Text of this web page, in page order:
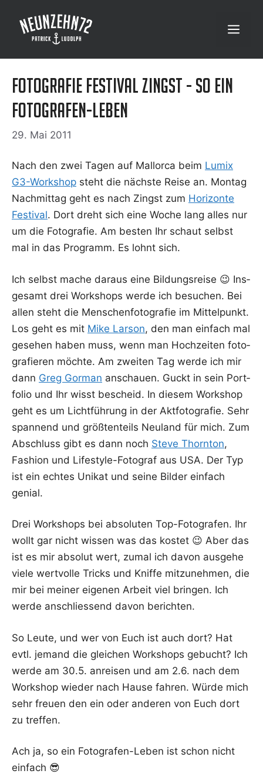
Inhalt
springen
Menü
Fotografie Festival Zingst - So ein
Fotografen-Leben
29. Mai 2011
Nach den zwei Tagen auf Mal­lor­ca beim Lumix
G3-Work­shop steht die nächs­te Rei­se an. Mon­tag
Nach­mit­tag geht es nach Zingst zum Hori­zon­te
Fes­ti­val. Dort dreht sich eine Woche lang alles nur
um die Foto­gra­fie. Am bes­ten Ihr schaut selbst
mal in das Pro­gramm. Es lohnt sich.
Ich selbst mache dar­aus eine Bil­dungs­rei­se 😉 Ins­
ge­samt drei Work­shops wer­de ich besu­chen. Bei
allen steht die Men­schen­fo­to­gra­fie im Mit­tel­punkt.
Los geht es mit Mike Lar­son, den man ein­fach mal
gese­hen haben muss, wenn man Hoch­zei­ten foto­
gra­fie­ren möch­te. Am zwei­ten Tag wer­de ich mir
dann Greg Gor­man anschau­en. Guckt in sein Port­
fo­lio und Ihr wisst bescheid. In die­sem Work­shop
geht es um Licht­füh­rung in der Akt­fo­to­gra­fie. Sehr
span­nend und größ­ten­teils Neu­land für mich. Zum
Abschluss gibt es dann noch Ste­ve Thorn­ton,
Fashion und Life­style-Foto­graf aus USA. Der Typ
ist ein ech­tes Uni­kat und sei­ne Bil­der ein­fach
genial.
Drei Work­shops bei abso­lu­ten Top-Foto­gra­fen. Ihr
wollt gar nicht wis­sen was das kos­tet 😉 Aber das
ist es mir abso­lut wert, zumal ich davon aus­ge­he
vie­le wert­vol­le Tricks und Knif­fe mit­zu­neh­men, die
mir bei mei­ner eige­nen Arbeit viel brin­gen. Ich
wer­de anschlies­send davon berichten.
So Leu­te, und wer von Euch ist auch dort? Hat
evtl. jemand die glei­chen Work­shops gebucht? Ich
wer­de am 30.5. anrei­sen und am 2.6. nach dem
Work­shop wie­der nach Hau­se fah­ren. Wür­de mich
sehr freu­en den ein oder ande­ren von Euch dort
zu treffen.
Ach ja, so ein Foto­gra­fen-Leben ist schon nicht
einfach 😎